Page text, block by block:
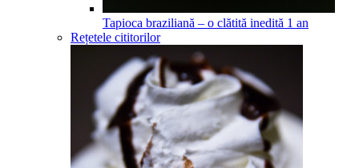
Tapioca braziliană – o clătită inedită 1 an
Rețetele cititorilor